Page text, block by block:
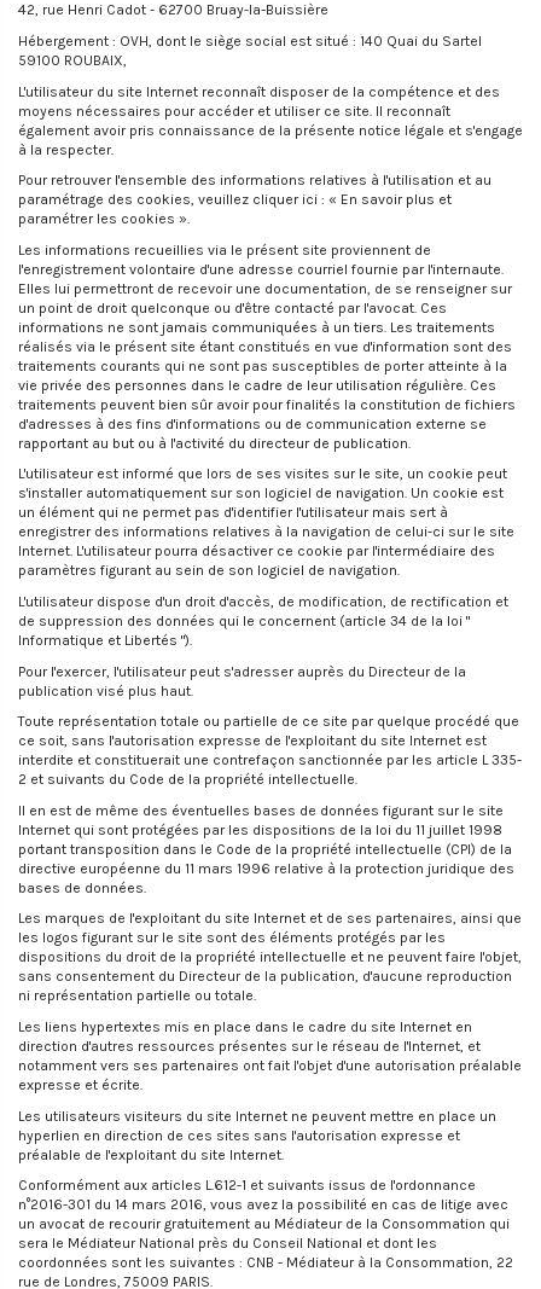
42, rue Henri Cadot - 62700 Bruay-la-Buissière
Hébergement : OVH, dont le siège social est situé : 140 Quai du Sartel
59100 ROUBAIX,
L'utilisateur du site Internet reconnaît disposer de la compétence et des
moyens nécessaires pour accéder et utiliser ce site. Il reconnaît
également avoir pris connaissance de la présente notice légale et s'engage
à la respecter.
Pour retrouver l'ensemble des informations relatives à l'utilisation et au
paramétrage des cookies, veuillez cliquer ici : « En savoir plus et
paramétrer les cookies ».
Les informations recueillies via le présent site proviennent de
l'enregistrement volontaire d'une adresse courriel fournie par l'internaute.
Elles lui permettront de recevoir une documentation, de se renseigner sur
un point de droit quelconque ou d'être contacté par l'avocat. Ces
informations ne sont jamais communiquées à un tiers. Les traitements
réalisés via le présent site étant constitués en vue d'information sont des
traitements courants qui ne sont pas susceptibles de porter atteinte à la
vie privée des personnes dans le cadre de leur utilisation régulière. Ces
traitements peuvent bien sûr avoir pour finalités la constitution de fichiers
d'adresses à des fins d'informations ou de communication externe se
rapportant au but ou à l'activité du directeur de publication.
L'utilisateur est informé que lors de ses visites sur le site, un cookie peut
s'installer automatiquement sur son logiciel de navigation. Un cookie est
un élément qui ne permet pas d'identifier l'utilisateur mais sert à
enregistrer des informations relatives à la navigation de celui-ci sur le site
Internet. L'utilisateur pourra désactiver ce cookie par l'intermédiaire des
paramètres figurant au sein de son logiciel de navigation.
L'utilisateur dispose d'un droit d'accès, de modification, de rectification et
de suppression des données qui le concernent (article 34 de la loi "
Informatique et Libertés ").
Pour l'exercer, l'utilisateur peut s'adresser auprès du Directeur de la
publication visé plus haut.
Toute représentation totale ou partielle de ce site par quelque procédé que
ce soit, sans l'autorisation expresse de l'exploitant du site Internet est
interdite et constituerait une contrefaçon sanctionnée par les article L 335-
2 et suivants du Code de la propriété intellectuelle.
Il en est de même des éventuelles bases de données figurant sur le site
Internet qui sont protégées par les dispositions de la loi du 11 juillet 1998
portant transposition dans le Code de la propriété intellectuelle (CPI) de la
directive européenne du 11 mars 1996 relative à la protection juridique des
bases de données.
Les marques de l'exploitant du site Internet et de ses partenaires, ainsi que
les logos figurant sur le site sont des éléments protégés par les
dispositions du droit de la propriété intellectuelle et ne peuvent faire l'objet,
sans consentement du Directeur de la publication, d'aucune reproduction
ni représentation partielle ou totale.
Les liens hypertextes mis en place dans le cadre du site Internet en
direction d'autres ressources présentes sur le réseau de l'Internet, et
notamment vers ses partenaires ont fait l'objet d'une autorisation préalable
expresse et écrite.
Les utilisateurs visiteurs du site Internet ne peuvent mettre en place un
hyperlien en direction de ces sites sans l'autorisation expresse et
préalable de l'exploitant du site Internet.
Conformément aux articles L.612-1 et suivants issus de l'ordonnance
n°2016-301 du 14 mars 2016, vous avez la possibilité en cas de litige avec
un avocat de recourir gratuitement au Médiateur de la Consommation qui
sera le Médiateur National près du Conseil National et dont les
coordonnées sont les suivantes : CNB - Médiateur à la Consommation, 22
rue de Londres, 75009 PARIS.